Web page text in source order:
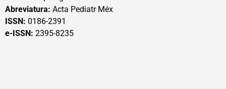
Abreviatura: Acta Pediatr Méx
ISSN: 0186-2391
e-ISSN: 2395-8235